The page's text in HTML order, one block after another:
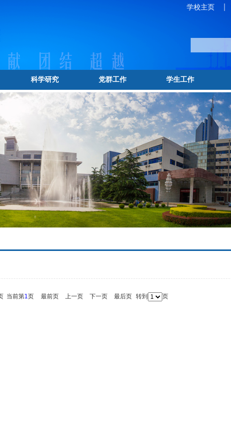
学校主页
科学研究 党群工作 学生工作
当前第1 页 最前页 上一页 下一页 最后页 转到 页